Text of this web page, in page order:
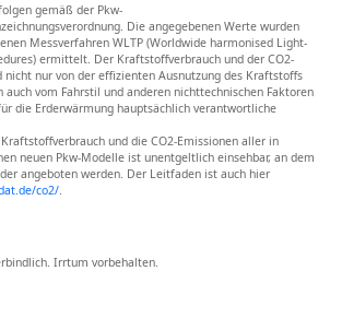
gemäß der Pkw-
Die angegebenen Werte wurden
Messverfahren WLTP (Worldwide harmonised Light-
ermittelt. Der Kraftstoffverbrauch und der CO2-
nicht nur von der effizienten Ausnutzung des Kraftstoffs
auch vom Fahrstil und anderen nichttechnischen Faktoren
die Erderwärmung hauptsächlich verantwortliche
und die CO2-Emissionen aller in
neuen Pkw-Modelle ist unentgeltlich einsehbar, an dem
angeboten werden. Der Leitfaden ist auch hier
co2/.
Irrtum vorbehalten.